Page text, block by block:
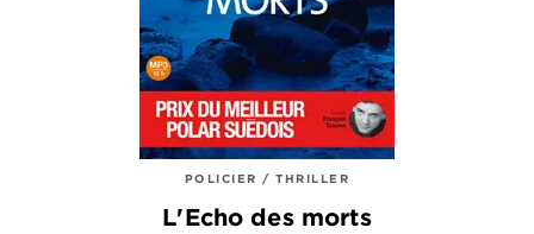
POLICIER / THRILLER
L'Echo des morts